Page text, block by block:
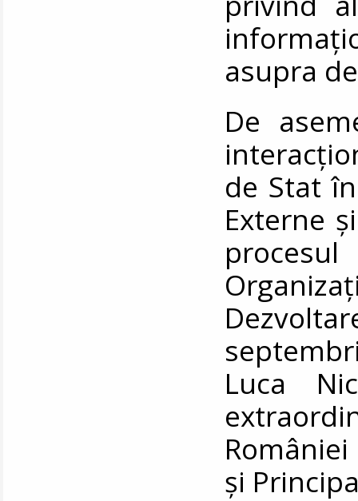
asupra
De
de Stat
Externe
Luca
și